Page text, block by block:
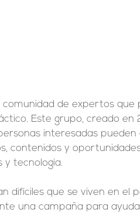
comunidad de expertos
Este grupo, creado en
interesadas
contenidos y
y tecnología.
difíciles que se viven en el
una campaña para